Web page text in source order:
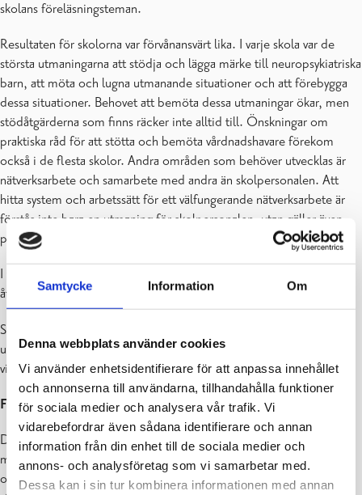
Samtycke Information Om
Denna webbplats använder cookies
Vi använder enhetsidentifierare för att anpassa innehållet
och annonserna till användarna, tillhandahålla funktioner
för sociala medier och analysera vår trafik. Vi
vidarebefordrar även sådana identifierare och annan
information från din enhet till de sociala medier och
annons- och analysföretag som vi samarbetar med.
Dessa kan i sin tur kombinera informationen med annan
skolans föreläsningsteman.
Resultaten för skolorna var förvånansvärt lika. I varje skola var de
största utmaningarna att stödja och lägga märke till neuropsykiatriska
barn, att möta och lugna utmanande situationer och att förebygga
dessa situationer. Behovet att bemöta dessa utmaningar ökar, men
stödåtgärderna som finns räcker inte alltid till. Önskningar om
praktiska råd för att stötta och bemöta vårdnadshavare förekom
också i de flesta skolor. Andra områden som behöver utvecklas är
nätverksarbete och samarbete med andra än skolpersonalen. Att
hitta system och arbetssätt för ett välfungerande nätverksarbete är
förstås inte bara en utmaning för skolpersonalen, utan gäller även
personalen i de mångprofessionella teamen.
I flera skolor har personalens eget välbefinnande, och särskilt
återhämtningen, varit en stor utmaning.
Skolornas styrkorna framkom också i kartläggningen. Personalen
upplevde att de fick bra stöd av sina kollegor, arbetet sågs som
viktigt och att det finns en vilja att hitta ett sätt att stödja alla barn.
Föreläsningar under läsåret
De flesta skolorna startade projektet med en serie föreläsningar
med temat skoltrivsel och bemötande. Både hur man bygger nya
och förbättrar redan existerande relationer stod på programmet, så